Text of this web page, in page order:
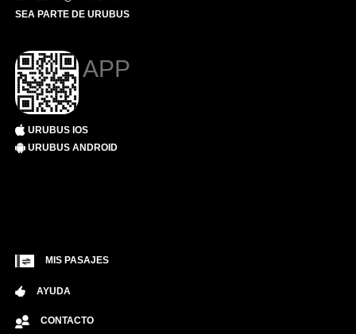
SEA PARTE DE URUBUS
APP
URUBUS IOS
URUBUS ANDROID
MIS PASAJES
AYUDA
CONTACTO